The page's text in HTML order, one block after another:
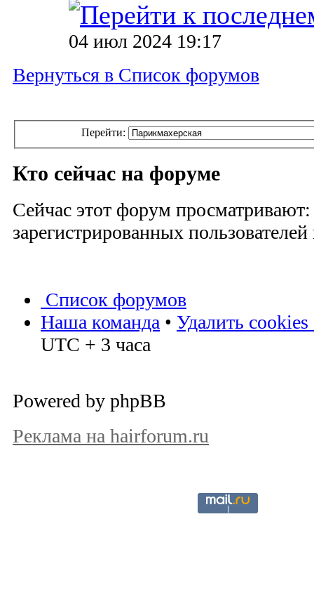
04 июл 2024 19:17
Вернуться в Список форумов
Перейти:
Кто сейчас на форуме
Сейчас этот форум просматривают:
зарегистрированных
Список форумов
Наша команда • Удалить
UTC + 3 часа
Powered by phpBB
Реклама на hairforum.ru